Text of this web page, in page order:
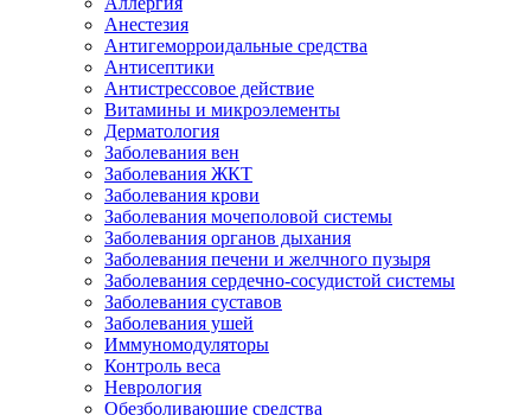
Анестезия
Антигеморроидальные средства
Антисептики
Антистрессовое действие
Витамины и микроэлементы
Дерматология
Заболевания вен
Заболевания ЖКТ
Заболевания крови
Заболевания мочеполовой системы
Заболевания органов дыхания
Заболевания печени и желчного пузыря
Заболевания сердечно-сосудистой системы
Заболевания суставов
Заболевания ушей
Иммуномодуляторы
Контроль веса
Неврология
Обезболивающие средства